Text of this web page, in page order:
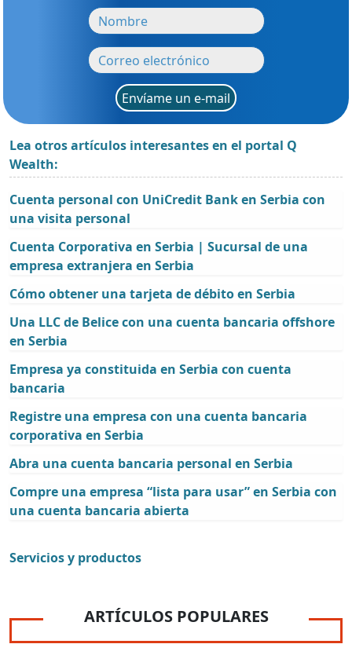
Envíame un e-mail
Lea otros artículos interesantes en el portal Q
Wealth:
Cuenta personal con UniCredit Bank en Serbia con
una visita personal
Cuenta Corporativa en Serbia | Sucursal de una
empresa extranjera en Serbia
Cómo obtener una tarjeta de débito en Serbia
Una LLC de Belice con una cuenta bancaria offshore
en Serbia
Empresa ya constituida en Serbia con cuenta
bancaria
Registre una empresa con una cuenta bancaria
corporativa en Serbia
Abra una cuenta bancaria personal en Serbia
Compre una empresa “lista para usar” en Serbia con
una cuenta bancaria abierta
Servicios y productos
ARTÍCULOS POPULARES